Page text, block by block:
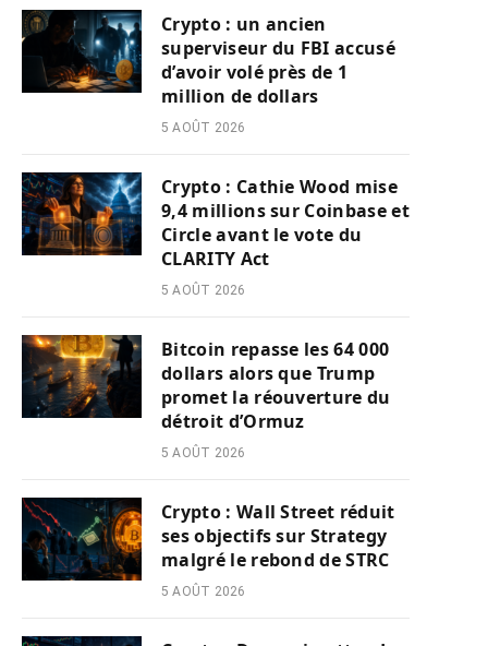
Crypto : un ancien
superviseur du FBI accusé
d’avoir volé près de 1
million de dollars
5 AOÛT 2026
Crypto : Cathie Wood mise
9,4 millions sur Coinbase et
Circle avant le vote du
CLARITY Act
5 AOÛT 2026
Bitcoin repasse les 64 000
dollars alors que Trump
promet la réouverture du
détroit d’Ormuz
5 AOÛT 2026
Crypto : Wall Street réduit
ses objectifs sur Strategy
malgré le rebond de STRC
5 AOÛT 2026